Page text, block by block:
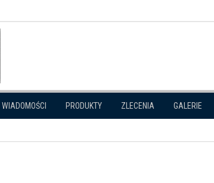
WIADOMOŚCI PRODUKTY ZLECENIA GALERIE